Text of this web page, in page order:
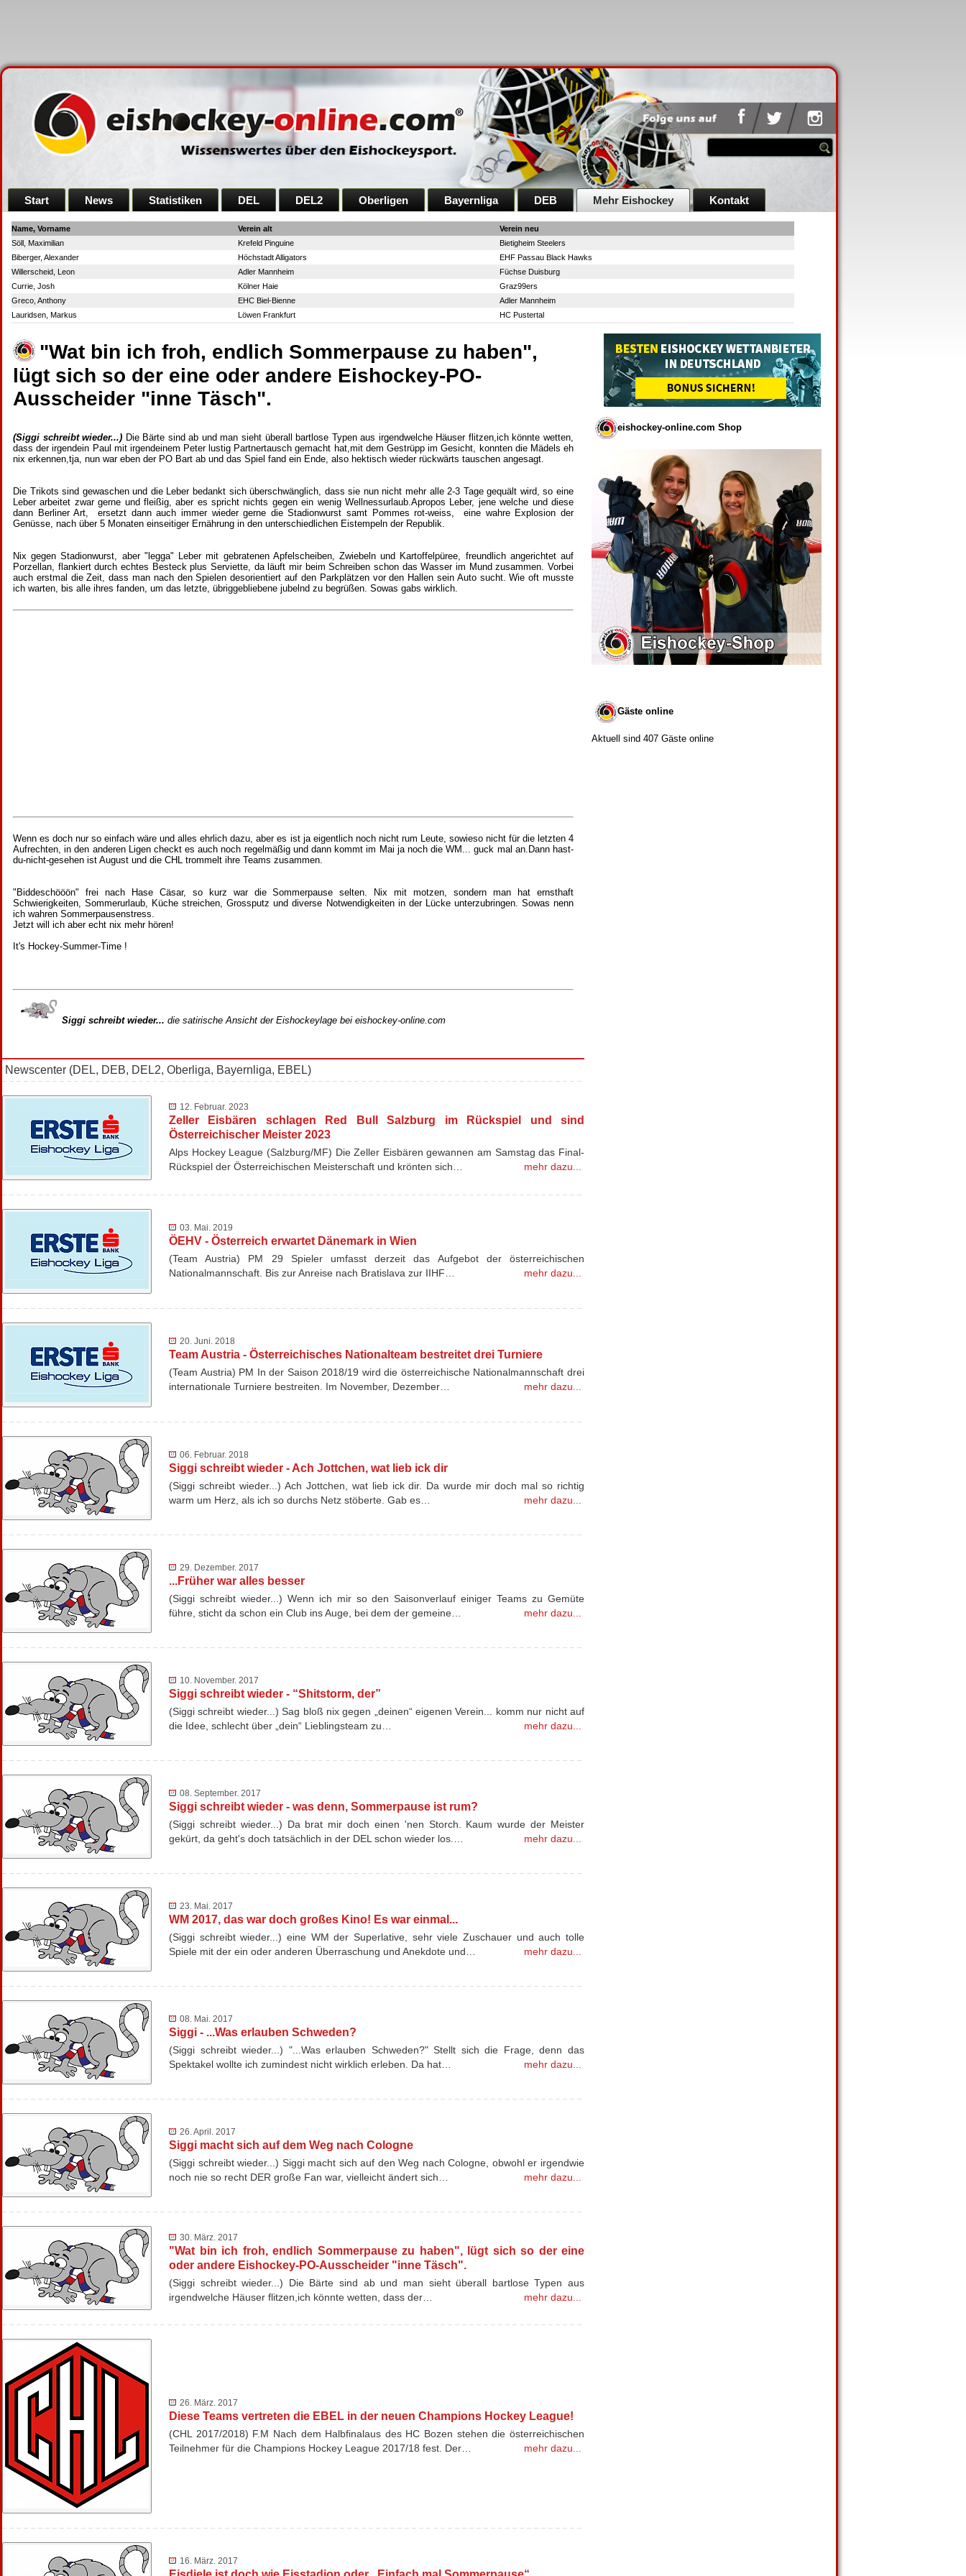
Start News Statistiken DEL DEL2 Oberligen Bayernliga DEB Mehr Eishockey Kontakt
"Wat bin ich froh, endlich Sommerpause zu haben",
lügt sich so der eine oder andere Eishockey-PO-
Ausscheider "inne Täsch".
(Siggi schreibt wieder...) Die Bärte sind ab und man sieht überall bartlose Typen aus irgendwelche Häuser flitzen,ich könnte wetten,
dass der irgendein Paul mit irgendeinem Peter lustig Partnertausch gemacht hat,mit dem Gestrüpp im Gesicht, konnten die Mädels eh
nix erkennen,tja, nun war eben der PO Bart ab und das Spiel fand ein Ende, also hektisch wieder rückwärts tauschen angesagt.
Die Trikots sind gewaschen und die Leber bedankt sich überschwänglich, dass sie nun nicht mehr alle 2-3 Tage gequält wird, so eine
Leber arbeitet zwar gerne und fleißig, aber es spricht nichts gegen ein wenig Wellnessurlaub.Apropos Leber, jene welche und diese
dann Berliner Art, ersetzt dann auch immer wieder gerne die Stadionwurst samt Pommes rot-weiss, eine wahre Explosion der
Genüsse, nach über 5 Monaten einseitiger Ernährung in den unterschiedlichen Eistempeln der Republik.
Nix gegen Stadionwurst, aber "legga" Leber mit gebratenen Apfelscheiben, Zwiebeln und Kartoffelpüree, freundlich angerichtet auf
Porzellan, flankiert durch echtes Besteck plus Serviette, da läuft mir beim Schreiben schon das Wasser im Mund zusammen. Vorbei
auch erstmal die Zeit, dass man nach den Spielen desorientiert auf den Parkplätzen vor den Hallen sein Auto sucht. Wie oft musste
ich warten, bis alle ihres fanden, um das letzte, übriggebliebene jubelnd zu begrüßen. Sowas gabs wirklich.
Wenn es doch nur so einfach wäre und alles ehrlich dazu, aber es ist ja eigentlich noch nicht rum Leute, sowieso nicht für die letzten 4
Aufrechten, in den anderen Ligen checkt es auch noch regelmäßig und dann kommt im Mai ja noch die WM... guck mal an.Dann hast-
du-nicht-gesehen ist August und die CHL trommelt ihre Teams zusammen.
"Biddeschööön" frei nach Hase Cäsar, so kurz war die Sommerpause selten. Nix mit motzen, sondern man hat ernsthaft
Schwierigkeiten, Sommerurlaub, Küche streichen, Grossputz und diverse Notwendigkeiten in der Lücke unterzubringen. Sowas nenn
ich wahren Sommerpausenstress.
Jetzt will ich aber echt nix mehr hören!
It's Hockey-Summer-Time !
Siggi schreibt wieder... die satirische Ansicht der Eishockeylage bei eishockey-online.com
Newscenter (DEL, DEB, DEL2, Oberliga, Bayernliga, EBEL)
12. Februar. 2023
Zeller Eisbären schlagen Red Bull Salzburg im Rückspiel und sind
Österreichischer Meister 2023
Alps Hockey League (Salzburg/MF) Die Zeller Eisbären gewannen am Samstag das Final-
Rückspiel der Österreichischen Meisterschaft und krönten sich…
mehr dazu...
03. Mai. 2019
ÖEHV - Österreich erwartet Dänemark in Wien
(Team Austria) PM 29 Spieler umfasst derzeit das Aufgebot der österreichischen
Nationalmannschaft. Bis zur Anreise nach Bratislava zur IIHF…
mehr dazu...
20. Juni. 2018
Team Austria - Österreichisches Nationalteam bestreitet drei Turniere
(Team Austria) PM In der Saison 2018/19 wird die österreichische Nationalmannschaft drei
internationale Turniere bestreiten. Im November, Dezember…
mehr dazu...
06. Februar. 2018
Siggi schreibt wieder - Ach Jottchen, wat lieb ick dir
(Siggi schreibt wieder...) Ach Jottchen, wat lieb ick dir. Da wurde mir doch mal so richtig
warm um Herz, als ich so durchs Netz stöberte. Gab es…
mehr dazu...
29. Dezember. 2017
...Früher war alles besser
(Siggi schreibt wieder...) Wenn ich mir so den Saisonverlauf einiger Teams zu Gemüte
führe, sticht da schon ein Club ins Auge, bei dem der gemeine…
mehr dazu...
10. November. 2017
Siggi schreibt wieder - “Shitstorm, der”
(Siggi schreibt wieder...) Sag bloß nix gegen „deinen“ eigenen Verein... komm nur nicht auf
die Idee, schlecht über „dein“ Lieblingsteam zu…
mehr dazu...
08. September. 2017
Siggi schreibt wieder - was denn, Sommerpause ist rum?
(Siggi schreibt wieder...) Da brat mir doch einen 'nen Storch. Kaum wurde der Meister
gekürt, da geht's doch tatsächlich in der DEL schon wieder los.…
mehr dazu...
23. Mai. 2017
WM 2017, das war doch großes Kino! Es war einmal...
(Siggi schreibt wieder...) eine WM der Superlative, sehr viele Zuschauer und auch tolle
Spiele mit der ein oder anderen Überraschung und Anekdote und…
mehr dazu...
08. Mai. 2017
Siggi - ...Was erlauben Schweden?
(Siggi schreibt wieder...) "...Was erlauben Schweden?" Stellt sich die Frage, denn das
Spektakel wollte ich zumindest nicht wirklich erleben. Da hat…
mehr dazu...
26. April. 2017
Siggi macht sich auf dem Weg nach Cologne
(Siggi schreibt wieder...) Siggi macht sich auf den Weg nach Cologne, obwohl er irgendwie
noch nie so recht DER große Fan war, vielleicht ändert sich…
mehr dazu...
30. März. 2017
"Wat bin ich froh, endlich Sommerpause zu haben", lügt sich so der eine
oder andere Eishockey-PO-Ausscheider "inne Täsch".
(Siggi schreibt wieder...) Die Bärte sind ab und man sieht überall bartlose Typen aus
irgendwelche Häuser flitzen,ich könnte wetten, dass der…
mehr dazu...
26. März. 2017
Diese Teams vertreten die EBEL in der neuen Champions Hockey League!
(CHL 2017/2018) F.M Nach dem Halbfinalaus des HC Bozen stehen die österreichischen
Teilnehmer für die Champions Hockey League 2017/18 fest. Der…
mehr dazu...
16. März. 2017
eishockey-online.com Shop
Gäste online
Aktuell sind 407 Gäste online